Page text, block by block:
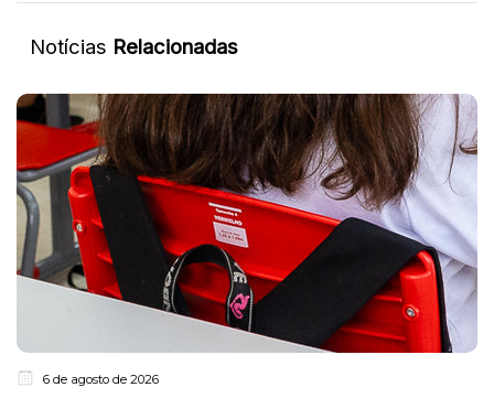
Notícias Relacionadas
6 de agosto de 2026